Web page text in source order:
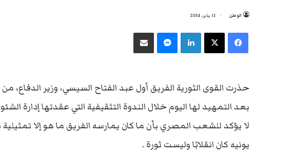
الوطن 11 يناير، 2014
فيسبوك ‫X لينكدإن ماسنجر مشاركة عبر البريد
حذرت القوى الثورية الفريق أول عبد الفتاح السيسي، وزير الدفاع،
بعد التمهيد لها اليوم خلال الندوة التثقيفية التي عقدتها إدارة
يونيه كان انقلابًا وليست ثورة .